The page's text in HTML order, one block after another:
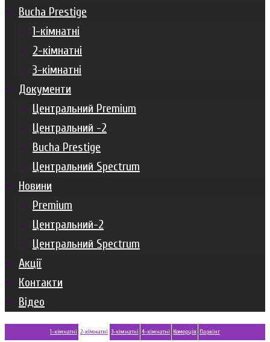
Bucha Prestige
1-кімнатні
2-кімнатні
3-кімнатні
Документи
Центральний Premium
Центральний -2
Bucha Prestige
Центральний Spectrum
Новини
Premium
Центральний-2
Центральний Spectrum
Акції
Контакти
Відео
1-кімнатні 2-кімнатні 3-кімнатні 4-кімнатні Комерція Паркінг